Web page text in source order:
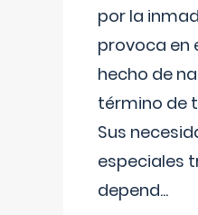
por la
provoca en
hecho de
término de
Sus
especiales
depend...